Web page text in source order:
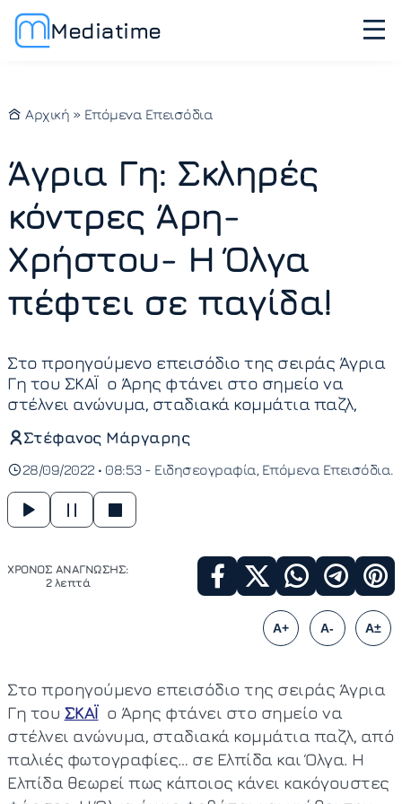
Mediatime
Αρχική » Επόμενα Επεισόδια
Άγρια Γη: Σκληρές
κόντρες Άρη-
Χρήστου- Η Όλγα
πέφτει σε παγίδα!
Στο προηγούμενο επεισόδιο της σειράς Άγρια
Γη του ΣΚΑΪ ο Άρης φτάνει στο σημείο να
στέλνει ανώνυμα, σταδιακά κομμάτια παζλ,
Στέφανος Μάργαρης
28/09/2022 • 08:53 - Ειδησεογραφία Επόμενα Επεισόδια
ΧΡΟΝΟΣ ΑΝΑΓΝΩΣΗΣ:
2 λεπτά
A+ A- A±
Στο προηγούμενο επεισόδιο της σειράς Άγρια
Γη του ΣΚΑΪο Άρης φτάνει στο σημείο να
στέλνει ανώνυμα, σταδιακά κομμάτια παζλ, από
παλιές φωτογραφίες… σε Ελπίδα και Όλγα. Η
Ελπίδα θεωρεί πως κάποιος κάνει κακόγουστες